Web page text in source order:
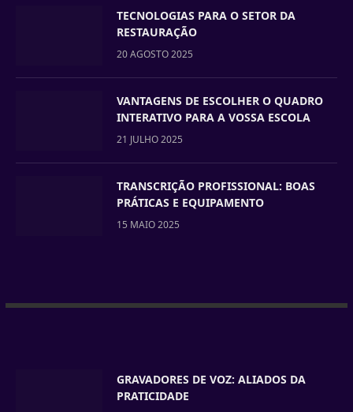
TECNOLOGIAS PARA O SETOR DA
RESTAURAÇÃO
20 AGOSTO 2025
VANTAGENS DE ESCOLHER O QUADRO
INTERATIVO PARA A VOSSA ESCOLA
21 JULHO 2025
TRANSCRIÇÃO PROFISSIONAL: BOAS
PRÁTICAS E EQUIPAMENTO
15 MAIO 2025
GRAVADORES DE VOZ: ALIADOS DA
PRATICIDADE